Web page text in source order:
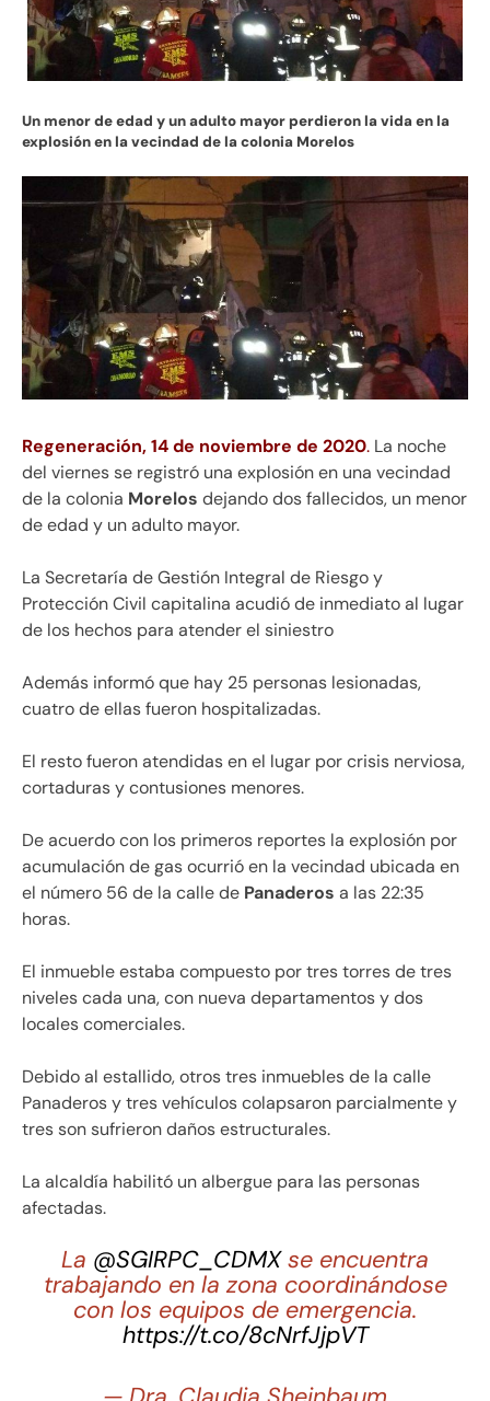
Un menor de edad y un adulto mayor perdieron la vida en la
explosión en la vecindad de la colonia Morelos
Regeneración, 14 de noviembre de 2020. La noche
del viernes se registró una explosión en una vecindad
de la colonia Morelos dejando dos fallecidos, un menor
de edad y un adulto mayor.
La Secretaría de Gestión Integral de Riesgo y
Protección Civil capitalina acudió de inmediato al lugar
de los hechos para atender el siniestro
Además informó que hay 25 personas lesionadas,
cuatro de ellas fueron hospitalizadas.
El resto fueron atendidas en el lugar por crisis nerviosa,
cortaduras y contusiones menores.
De acuerdo con los primeros reportes la explosión por
acumulación de gas ocurrió en la vecindad ubicada en
el número 56 de la calle de Panaderos a las 22:35
horas.
El inmueble estaba compuesto por tres torres de tres
niveles cada una, con nueva departamentos y dos
locales comerciales.
Debido al estallido, otros tres inmuebles de la calle
Panaderos y tres vehículos colapsaron parcialmente y
tres son sufrieron daños estructurales.
La alcaldía habilitó un albergue para las personas
afectadas.
La @SGIRPC_CDMXse encuentra
trabajando en la zona coordinándose
con los equipos de emergencia.
https://t.co/8cNrfJjpVT